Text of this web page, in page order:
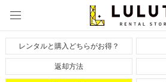
レンタルドレスならLULUTI TOP >延長・延滞について
レンタルと購入どちらがお得？
返却方法